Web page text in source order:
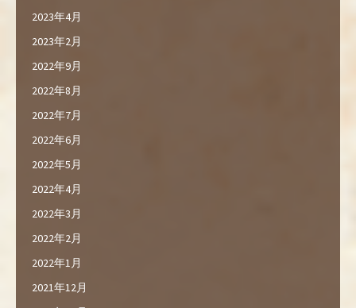
2023年4月
2023年2月
2022年9月
2022年8月
2022年7月
2022年6月
2022年5月
2022年4月
2022年3月
2022年2月
2022年1月
2021年12月